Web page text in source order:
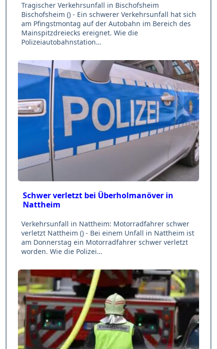
Tragischer Verkehrsunfall in Bischofsheim
Bischofsheim () - Ein schwerer Verkehrsunfall hat sich
am Pfingstmontag auf der Autobahn im Bereich des
Mainspitzdreiecks ereignet. Wie die
Polizeiautobahnstation…
Schwer verletzt bei Überholmanöver in
Nattheim
Verkehrsunfall in Nattheim: Motorradfahrer schwer
verletzt Nattheim () - Bei einem Unfall in Nattheim ist
am Donnerstag ein Motorradfahrer schwer verletzt
worden. Wie die Polizei…